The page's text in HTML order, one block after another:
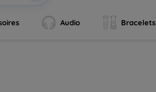
Audio Bracelets